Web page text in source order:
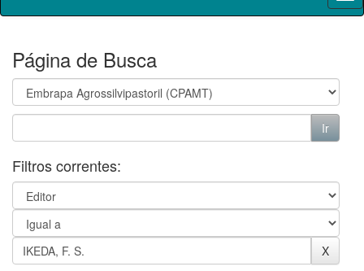
Página de Busca
Filtros correntes: